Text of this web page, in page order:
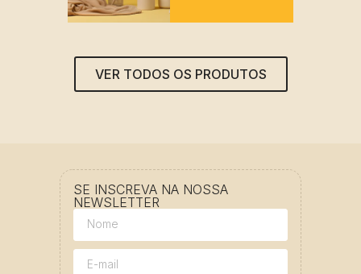
VER TODOS OS PRODUTOS
SE INSCREVA NA NOSSA
NEWSLETTER